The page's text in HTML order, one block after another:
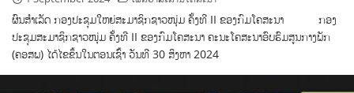
ຜົນສໍາເລັດ ກອງປະຊຸມໃຫຍ່ສະມາຊິກຊາວໜຸ່ມ ຄັ້ງທີ II ຂອງກົມໂຄສະນາ ກອງ
ປະຊຸມສະມາຊິກຊາວໜຸ່ມ ຄັ້ງທີ II ຂອງກົມໂຄສະນາ ຄະນະໂຄສະນາອົບຮົມສູນກາງພັກ
(ຄອສພ) ໄດ້ໄຂຂຶ້ນໃນຕອນເຊົ້າ ວັນທີ 30 ສິງຫາ 2024